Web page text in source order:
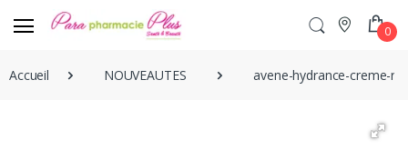
0
Accueil NOUVEAUTES avene-hydrance-creme-